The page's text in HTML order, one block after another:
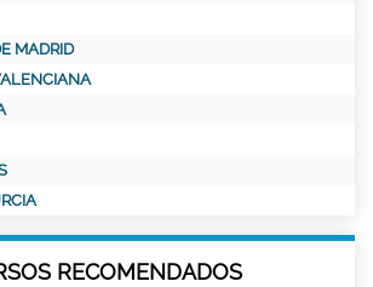
MADRID
RECOMENDADOS